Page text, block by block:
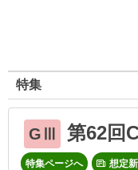
特集
GⅢ 第62回
特集ページへ 想定